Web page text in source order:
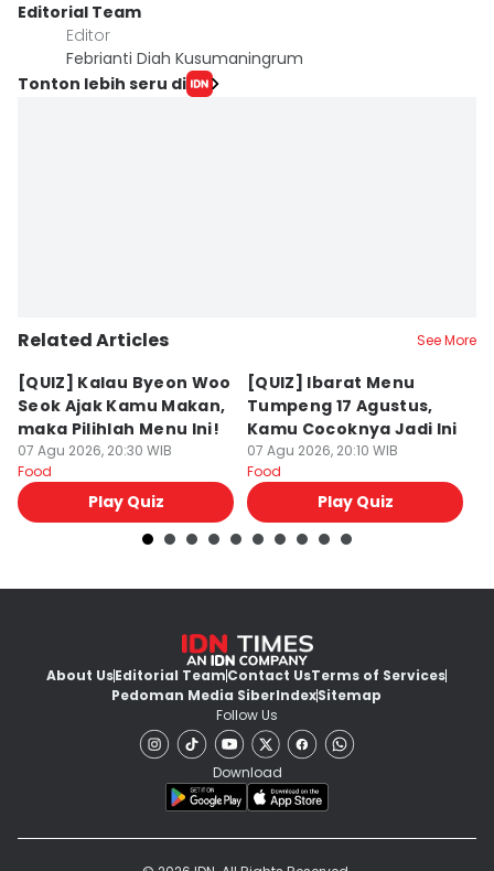
Editorial Team
Editor
Febrianti Diah Kusumaningrum
Tonton lebih seru di
Related Articles See More
[QUIZ] Kalau Byeon Woo
Seok Ajak Kamu Makan,
maka Pilihlah Menu Ini!
07 Agu 2026, 20:30 WIB
Food
Play Quiz
[QUIZ] Ibarat Menu
Tumpeng 17 Agustus,
Kamu Cocoknya Jadi Ini
07 Agu 2026, 20:10 WIB
Food
Play Quiz
About UsEditorial TeamContact UsTerms of Services
Pedoman Media SiberIndexSitemap
Follow Us
Download